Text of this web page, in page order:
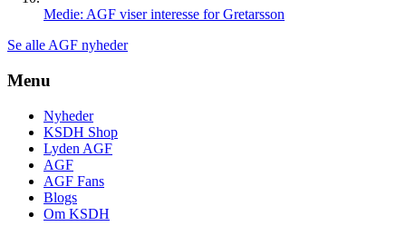
Medie: AGF viser interesse for Gretarsson
Se alle AGF nyheder
Menu
Nyheder
KSDH Shop
Lyden AGF
AGF
AGF Fans
Blogs
Om KSDH